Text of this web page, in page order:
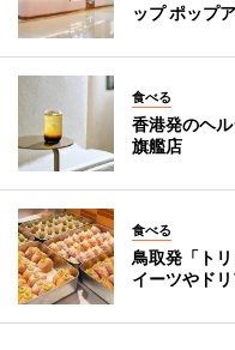
ップ ポップ
食べる
香港発のヘ
旗艦店
食べる
鳥取発「ト
イーツやド